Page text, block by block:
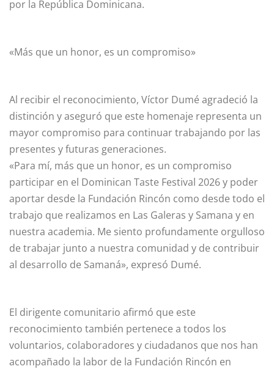
por la República Dominicana.
«Más que un honor, es un compromiso»
Al recibir el reconocimiento, Víctor Dumé agradeció la
distinción y aseguró que este homenaje representa un
mayor compromiso para continuar trabajando por las
presentes y futuras generaciones.
«Para mí, más que un honor, es un compromiso
participar en el Dominican Taste Festival 2026 y poder
aportar desde la Fundación Rincón como desde todo el
trabajo que realizamos en Las Galeras y Samana y en
nuestra academia. Me siento profundamente orgulloso
de trabajar junto a nuestra comunidad y de contribuir
al desarrollo de Samaná», expresó Dumé.
El dirigente comunitario afirmó que este
reconocimiento también pertenece a todos los
voluntarios, colaboradores y ciudadanos que nos han
acompañado la labor de la Fundación Rincón en